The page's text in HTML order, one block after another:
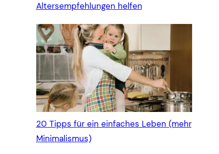
Altersempfehlungen helfen
20 Tipps für ein einfaches Leben (mehr
Minimalismus)